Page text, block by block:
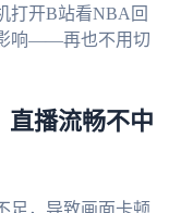
打开B站看NBA回
响——再也不用切
直播流畅不中
足，导致画面卡顿